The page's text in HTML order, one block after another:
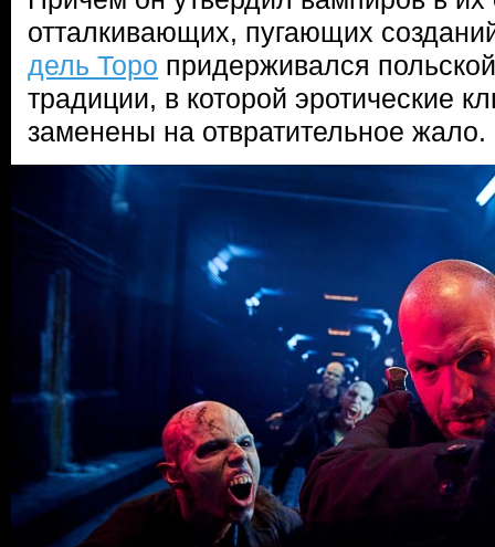
отталкивающих, пугающих
дель Торо придерживался
традиции, в которой эротические
заменены на отвратительное жало.